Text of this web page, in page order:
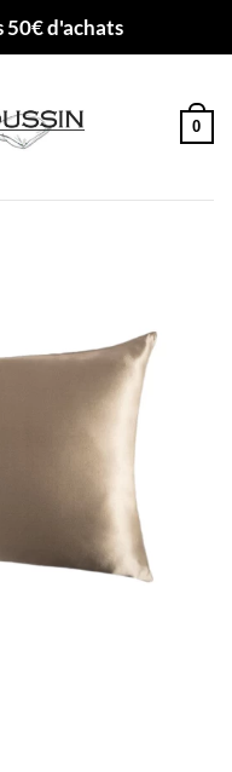
50€ d'achats
0